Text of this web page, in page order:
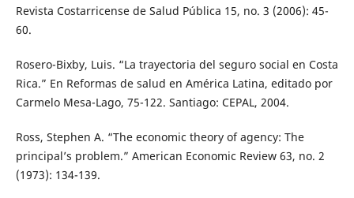
Revista Costarricense de Salud Pública 15, no. 3 (2006): 45-
60.
Rosero-Bixby, Luis. “La trayectoria del seguro social en Costa
Rica.” En Reformas de salud en América Latina, editado por
Carmelo Mesa-Lago, 75-122. Santiago: CEPAL, 2004.
Ross, Stephen A. “The economic theory of agency: The
principal’s problem.” American Economic Review 63, no. 2
(1973): 134-139.